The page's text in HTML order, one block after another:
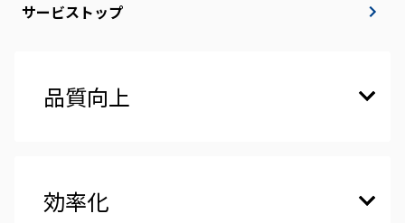
サービストップ
品質向上
効率化